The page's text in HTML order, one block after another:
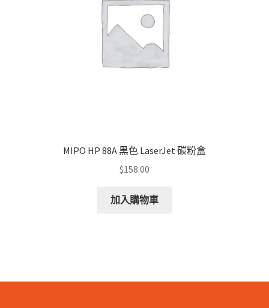
MIPO HP 88A 黑色 LaserJet 碳粉盒
$158.00
加入購物車